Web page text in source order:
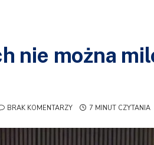
nie można
BRAK KOMENTARZY 7 MINUT CZYTANIA